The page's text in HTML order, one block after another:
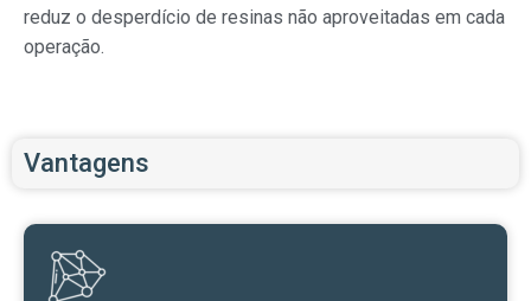
reduz o desperdício de resinas não aproveitadas em cada
operação.
Vantagens